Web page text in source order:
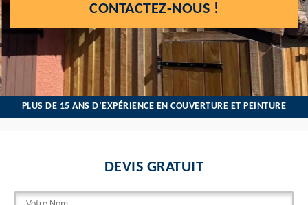
CONTACTEZ-NOUS !
PLUS DE 15 ANS D’EXPÉRIENCE EN COUVERTURE ET PEINTURE
DEVIS GRATUIT